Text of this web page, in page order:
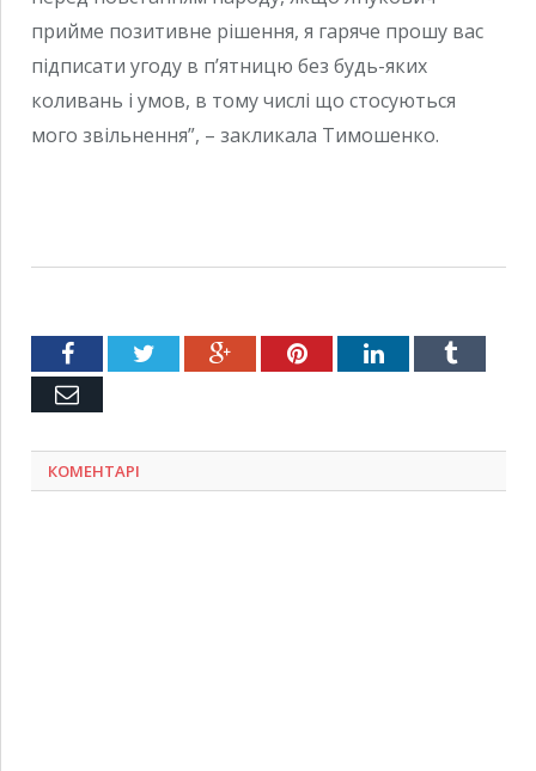
прийме позитивне рішення, я гаряче прошу вас
підписати угоду в п’ятницю без будь-яких
коливань і умов, в тому числі що стосуються
мого звільнення”, – закликала Тимошенко.
FacebookTwitter Google+PinterestLinkedInTumblr
Емейл
КОМЕНТАРІ